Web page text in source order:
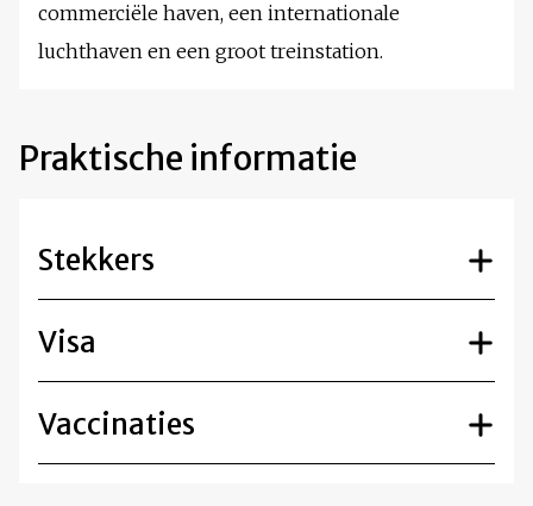
commerciële haven, een internationale
luchthaven en een groot treinstation.
Praktische informatie
Stekkers
Visa
Vaccinaties